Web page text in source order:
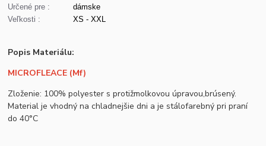
Určené pre :
dámske
Veľkosti :
XS - XXL
Popis Materiálu:
MICROFLEACE (Mf)
Zloženie: 100% polyester s protižmolkovou úpravou,brúsený.
Material je vhodný na chladnejšie dni a je stálofarebný pri praní
do 40°C